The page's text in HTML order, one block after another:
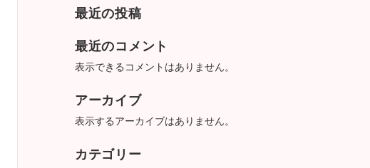
最近の投稿
最近のコメント
表示できるコメントはありません。
アーカイブ
表示するアーカイブはありません。
カテゴリー